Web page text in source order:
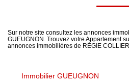
Sur notre site consultez les annonces
GUEUGNON. Trouvez votre Appartement
annonces immobilières de RÉGIE COLLIER
Immobilier GUEUGNON